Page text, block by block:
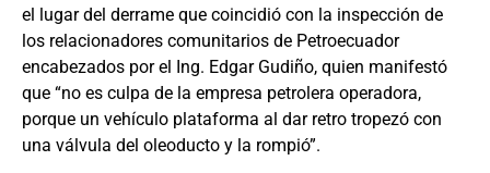
el lugar del derrame que coincidió con la inspección de
los relacionadores comunitarios de Petroecuador
encabezados por el Ing. Edgar Gudiño, quien manifestó
que “no es culpa de la empresa petrolera operadora,
porque un vehículo plataforma al dar retro tropezó con
una válvula del oleoducto y la rompió”.